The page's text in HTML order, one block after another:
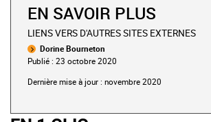
EN SAVOIR PLUS
LIENS VERS D'AUTRES SITES EXTERNES
Dorine Bourneton
Publié : 23 octobre 2020
Dernière mise à jour : novembre 2020